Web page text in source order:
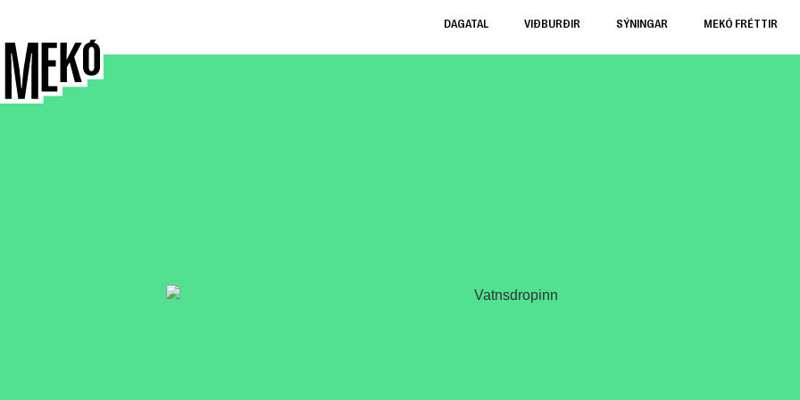
DAGATAL VIÐBURÐIR SÝNINGAR MEKÓ FRÉTTIR